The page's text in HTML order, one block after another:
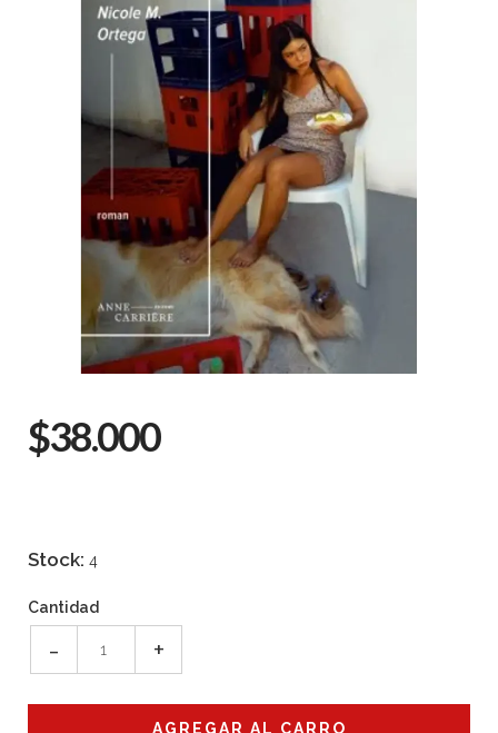
$38.000
Stock: 4
Cantidad
- +